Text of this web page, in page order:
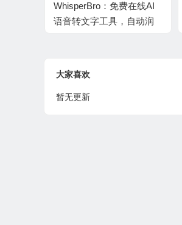
WhisperBro：免费在线AI
语音转文字工具，自动润
大家喜欢
暂无更新